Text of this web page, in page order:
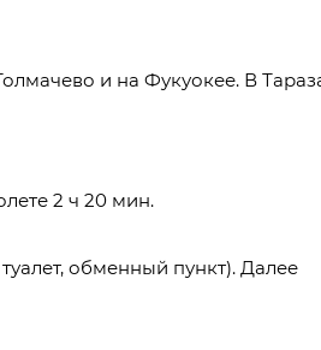
и на Фукуокее. В
2 ч 20 мин.
обменный пункт). Далее